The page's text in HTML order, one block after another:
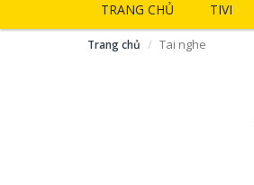
TRANG CHỦ TIVI
Trang chủ Tai nghe